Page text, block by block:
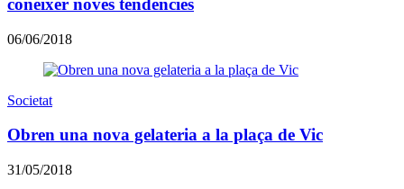
conèixer noves tendències
06/06/2018
Societat
Obren una nova gelateria a la plaça de Vic
31/05/2018